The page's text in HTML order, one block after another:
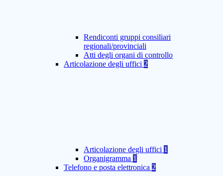
Rendiconti gruppi consiliari
regionali/provinciali
Atti degli organi di controllo
Articolazione degli uffici 2
Articolazione degli uffici 1
Organigramma 1
Telefono e posta elettronica 2